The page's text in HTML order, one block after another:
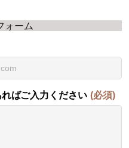
ォーム
ばご入力ください (必須)